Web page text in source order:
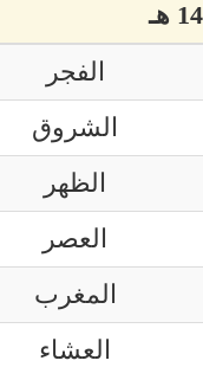
الفجر
الشروق
الظهر
العصر
المغرب
العشاء